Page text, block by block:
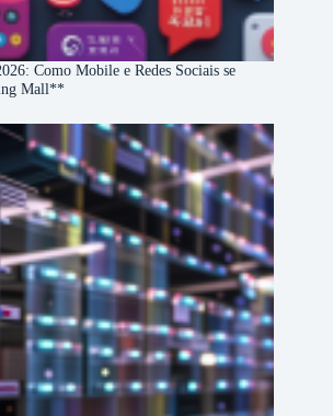
Como Mobile e Redes Sociais se
Mall**